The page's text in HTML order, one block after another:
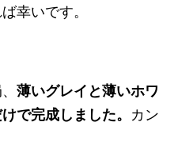
幸いです。
薄いグレイと薄いホワ
で完成しました。 カン